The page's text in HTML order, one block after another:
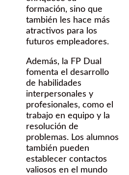
formación, sino que
también les hace más
atractivos para los
futuros empleadores.
Además, la FP Dual
fomenta el desarrollo
de habilidades
interpersonales y
profesionales, como el
trabajo en equipo y la
resolución de
problemas. Los alumnos
también pueden
establecer contactos
valiosos en el mundo